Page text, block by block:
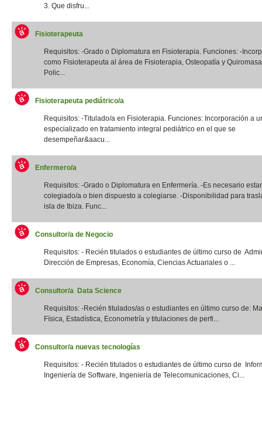
3. Que disfru...
Fisioterapeuta
Requisitos: -Grado o Diplomatura en Fisioterapia. Funciones: -
como Fisioterapeuta al área de Fisioterapia, Osteopatía y
Polic...
Fisioterapeuta pediátrico/a
Requisitos: -Titulado/a en Fisioterapia. Funciones: Incorporación a
especializado en tratamiento integral pediátrico en el que se
desempeñar&aacu...
Enfermero/a
Requisitos: -Grado o Diplomatura en Enfermería. -Es necesario estar
colegiado/a o bien dispuesto a colegiarse. -Disponibilidad para
isla de Ibiza. Func...
Consultor/a de Negocio
Requisitos: - Recién titulados o estudiantes de último curso de
Dirección de Empresas, Economía, Ciencias Actuariales o ...
Consultor/a Data Science
Requisitos: -Recién titulados/as o estudiantes en último curso de:
Física, Estadística, Econometría y titulaciones de perfi...
Consultor/a nuevas tecnologías
Requisitos: - Recién titulados o estudiantes de último curso de
Ingeniería de Software, Ingeniería de Telecomunicaciones, Ci...